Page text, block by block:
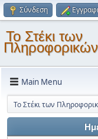
Σύνδεση
Το Στέκι των
Πληροφορικών
Main Menu
Το Στέκι των